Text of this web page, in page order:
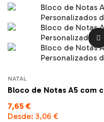

NATAL
Bloco de Notas A5 com
7,65 €
Desde: 3,06 €